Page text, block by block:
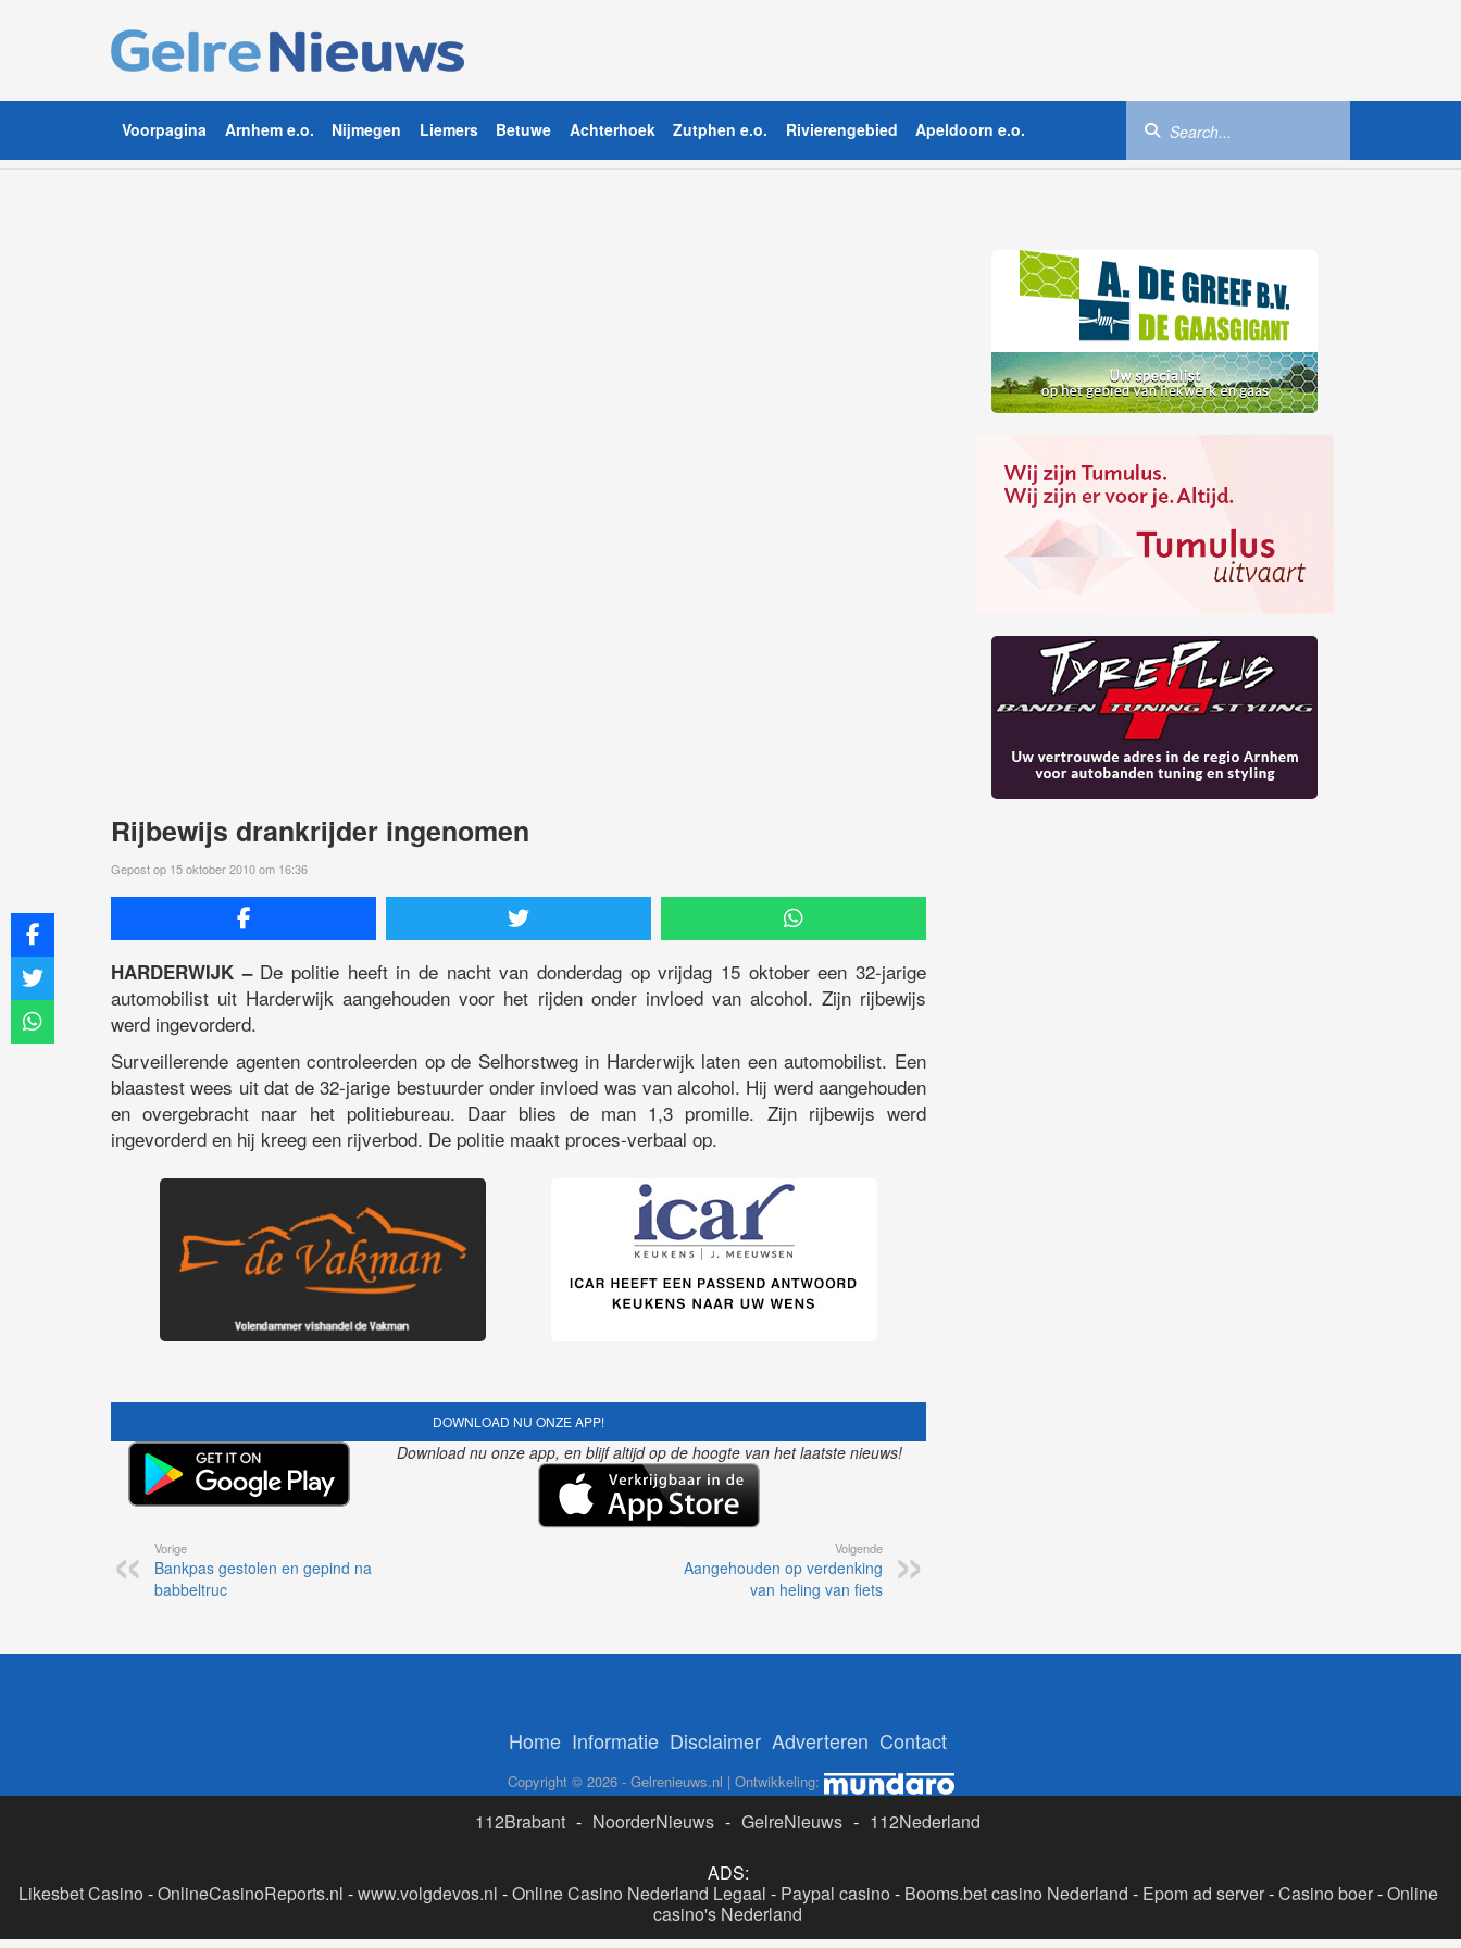
Voorpagina Arnhem e.o. Nijmegen Liemers Betuwe Achterhoek Zutphen e.o. Rivierengebied Apeldoorn e.o.
Rijbewijs drankrijder ingenomen
Gepost op 15 oktober 2010 om 16:36
HARDERWIJK –De politie heeft in de nacht van donderdag op vrijdag 15 oktober een 32-jarige
automobilist uit Harderwijk aangehouden voor het rijden onder invloed van alcohol. Zijn rijbewijs
werd ingevorderd.
Surveillerende agenten controleerden op de Selhorstweg in Harderwijk laten een automobilist. Een
blaastest wees uit dat de 32-jarige bestuurder onder invloed was van alcohol. Hij werd aangehouden
en overgebracht naar het politiebureau. Daar blies de man 1,3 promille. Zijn rijbewijs werd
ingevorderd en hij kreeg een rijverbod. De politie maakt proces-verbaal op.
DOWNLOAD NU ONZE APP!
Download nu onze app, en blijf altijd op de hoogte van het laatste nieuws!
Vorige
Bankpas gestolen en gepind na
babbeltruc
Volgende
Aangehouden op verdenking
van heling van fiets
Home Informatie Disclaimer Adverteren Contact
Copyright © 2026 - Gelrenieuws.nl | Ontwikkeling:
112Brabant - NoorderNieuws - GelreNieuws - 112Nederland
ADS:
Likesbet Casino -OnlineCasinoReports.nl -www.volgdevos.nl -Online Casino Nederland Legaal - Paypal casino - Booms.bet casino Nederland - Epom ad server-Casino boer-Online
casino's Nederland